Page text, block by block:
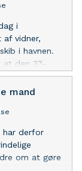
i
af vidner,
i havnen.
at den 37-
hvor flere
mand
har derfor
om at gøre